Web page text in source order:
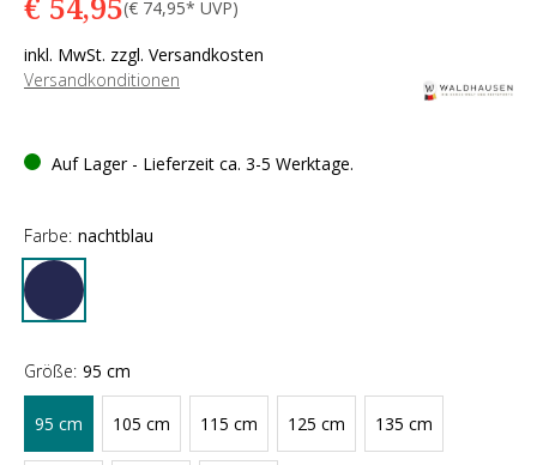
(€ 74,95* UVP)
inkl. MwSt. zzgl. Versandkosten
Versandkonditionen
Auf Lager - Lieferzeit ca. 3-5 Werktage.
Farbe: nachtblau
Größe: 95 cm
95 cm 105 cm 115 cm 125 cm 135 cm